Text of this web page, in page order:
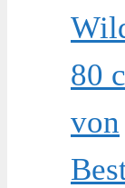
80
von